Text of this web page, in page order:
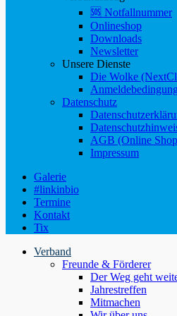
🆘 Notfallnummer
Onlineshop
Downloads
Newsletter
Unsere Dienste
Die Wolke
Datenschutz
AGB (Online
Impressum
Galerie
#linkinbio
Termine
Kontakt
Tix
Verband
Freunde & Förderer
Der Weg geht
Jahrestreffen
Mitmachen